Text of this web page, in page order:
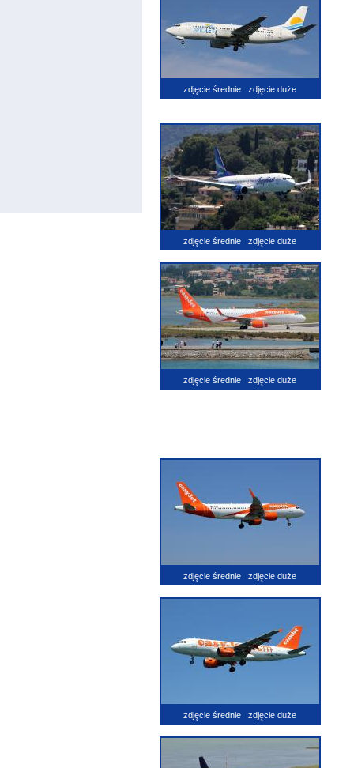
zdjęcie średnie zdjęcie duże
zdjęcie średnie zdjęcie duże
zdjęcie średnie zdjęcie duże
zdjęcie średnie zdjęcie duże
zdjęcie średnie zdjęcie duże